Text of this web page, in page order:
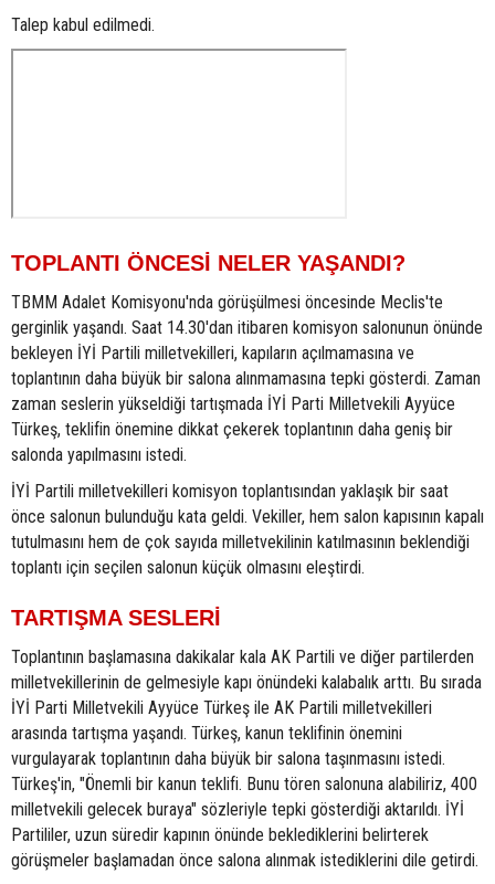
Talep kabul edilmedi.
TOPLANTI ÖNCESİ NELER YAŞANDI?
TBMM Adalet Komisyonu'nda görüşülmesi öncesinde Meclis'te
gerginlik yaşandı. Saat 14.30'dan itibaren komisyon salonunun önünde
bekleyen İYİ Partili milletvekilleri, kapıların açılmamasına ve
toplantının daha büyük bir salona alınmamasına tepki gösterdi. Zaman
zaman seslerin yükseldiği tartışmada İYİ Parti Milletvekili Ayyüce
Türkeş, teklifin önemine dikkat çekerek toplantının daha geniş bir
salonda yapılmasını istedi.
İYİ Partili milletvekilleri komisyon toplantısından yaklaşık bir saat
önce salonun bulunduğu kata geldi. Vekiller, hem salon kapısının kapalı
tutulmasını hem de çok sayıda milletvekilinin katılmasının beklendiği
toplantı için seçilen salonun küçük olmasını eleştirdi.
TARTIŞMA SESLERİ
Toplantının başlamasına dakikalar kala AK Partili ve diğer partilerden
milletvekillerinin de gelmesiyle kapı önündeki kalabalık arttı. Bu sırada
İYİ Parti Milletvekili Ayyüce Türkeş ile AK Partili milletvekilleri
arasında tartışma yaşandı. Türkeş, kanun teklifinin önemini
vurgulayarak toplantının daha büyük bir salona taşınmasını istedi.
Türkeş'in, "Önemli bir kanun teklifi. Bunu tören salonuna alabiliriz, 400
milletvekili gelecek buraya" sözleriyle tepki gösterdiği aktarıldı. İYİ
Partililer, uzun süredir kapının önünde beklediklerini belirterek
görüşmeler başlamadan önce salona alınmak istediklerini dile getirdi.